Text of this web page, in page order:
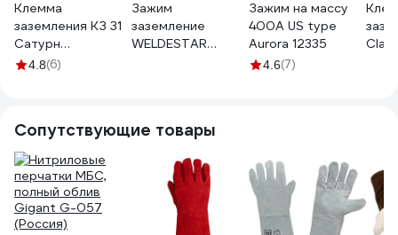
Клемма
заземления КЗ 31
Сатурн
4627163100109
4.8(6)
Зажим
заземление
WELDESTAR
Зажим на массу
400А US type
Aurora 12335
4.6(7)
Сопутствующие товары